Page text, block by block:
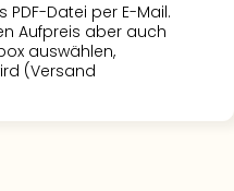
Datei per E-Mail.
Aufpreis aber auch
auswählen,
(Versand